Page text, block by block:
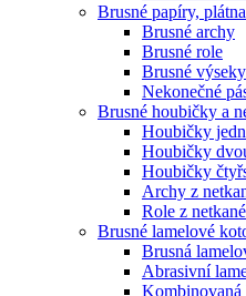
Brusné papíry,
Brusné archy
Brusné role
Brusné výseky
Nekonečné
Brusné houbičky a
Houbičky
Houbičky
Houbičky
Archy z
Role z
Brusné lamelové
Brusná
Abrasivní
Kombinovaná